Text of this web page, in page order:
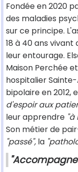
Fondée en 2020
des maladies
sur ce principe.
18 à 40 ans
leur entourage.
Maison Perchée
hospitalier Sainte-
bipolaire en
d'espoir aux
leur apprendre "à
Son métier de
"passé", la